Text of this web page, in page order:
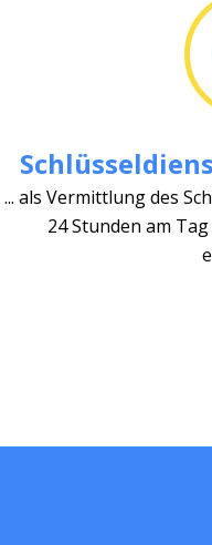
... als Vermittlung des
24 Stunden am